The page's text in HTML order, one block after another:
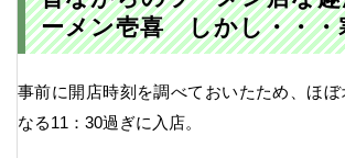
ーメン壱喜 しかし・・・
事前に開店時刻を調べておいたため、ほぼ
なる11：30過ぎに入店。